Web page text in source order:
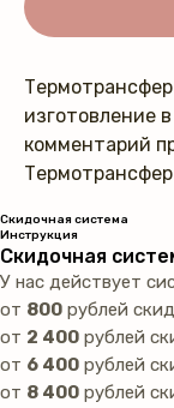
изготовление
комментарий
Скидочная система
Инструкция
Скидочная
У нас действует
от 800 рублей
от 2 400 рублей
от 6 400 рублей
от 8 400 рублей